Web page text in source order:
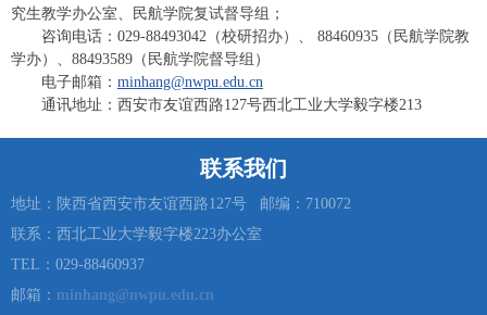
究生教学办公室、民航学院复试督导组；
咨询电话：029-88493042（校研招办）、 88460935（民航学院教
学办）、88493589（民航学院督导组）
电子邮箱： minhang@nwpu.edu.cn
通讯地址：西安市友谊西路127号西北工业大学毅字楼213
联系我们
地址：陕西省西安市友谊西路127号 邮编：710072
联系：西北工业大学毅字楼223办公室
TEL：029-88460937
邮箱： minhang@nwpu.edu.cn